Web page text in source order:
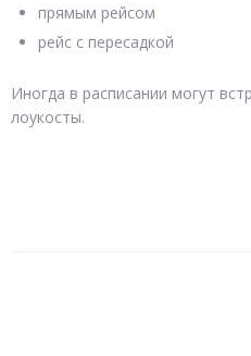
прямым рейсом
рейс с пересадкой
Иногда в расписании могут
лоукосты.